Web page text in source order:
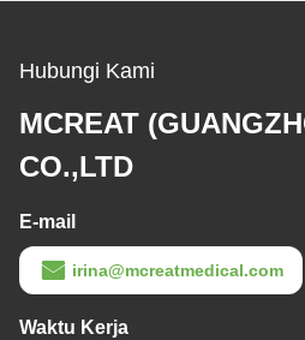
Hubungi Kami
MCREAT
CO.,LTD
E-mail
irina@mcreatmedical.com
Waktu Kerja